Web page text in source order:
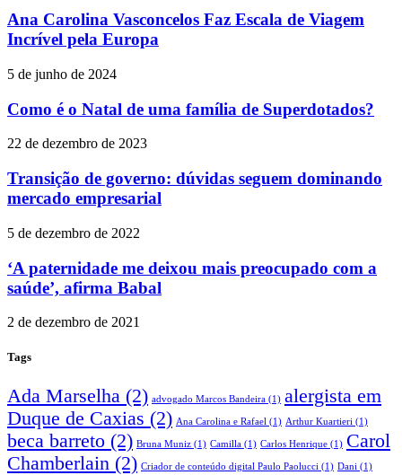
Ana Carolina Vasconcelos Faz Escala de Viagem
Incrível pela Europa
5 de junho de 2024
Como é o Natal de uma família de Superdotados?
22 de dezembro de 2023
Transição de governo: dúvidas seguem dominando
mercado empresarial
5 de dezembro de 2022
‘A paternidade me deixou mais preocupado com a
saúde’, afirma Babal
2 de dezembro de 2021
Tags
Ada Marselha (2) advogado Marcos Bandeira (1) alergista em
Duque de Caxias (2) Ana Carolina e Rafael (1) Arthur Kuartieri (1)
beca barreto (2) Bruna Muniz (1) Camilla (1) Carlos Henrique (1) Carol
Chamberlain (2) Criador de conteúdo digital Paulo Paolucci (1) Dani (1)